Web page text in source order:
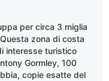
per circa 3 miglia
zona di costa
interesse turistico
Gormley, 100
copie esatte del